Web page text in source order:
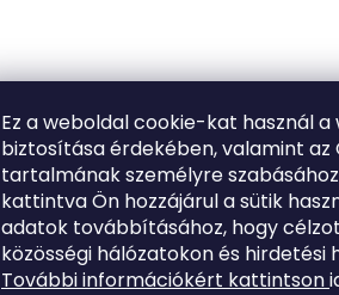
Ez a weboldal cookie-kat használ
biztosítása érdekében, valamint az
tartalmának személyre
kattintva Ön hozzájárul a sütik
adatok továbbításához, hogy
közösségi hálózatokon és hirdetési
További információkért kattintson